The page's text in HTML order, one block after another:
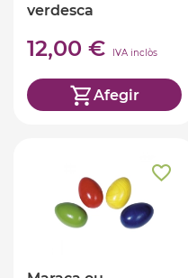
verdesca
12,00 € IVA inclòs
Afegir